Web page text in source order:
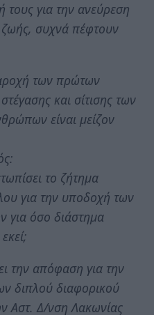
τους για την ανεύρεση
συχνά πέφτουν
των πρώτων
και σίτισης των
είναι μείζον
το ζήτημα
για την υποδοχή των
για όσο διάστημα
την απόφαση για την
διπλού διαφορικού
Αστ. Δ/νση Λακωνίας